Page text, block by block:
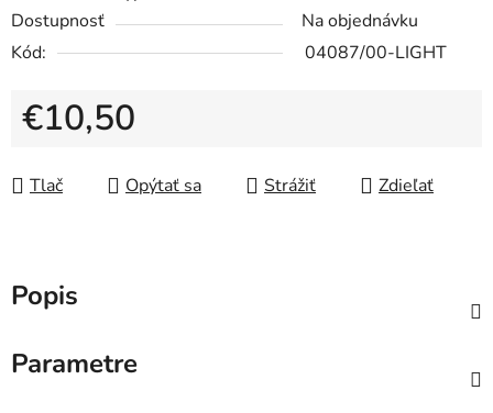
Dostupnosť
Na objednávku
Kód:
04087/00-LIGHT
€10,50
Tlač
Opýtať sa Strážiť Zdieľať
Popis
Parametre